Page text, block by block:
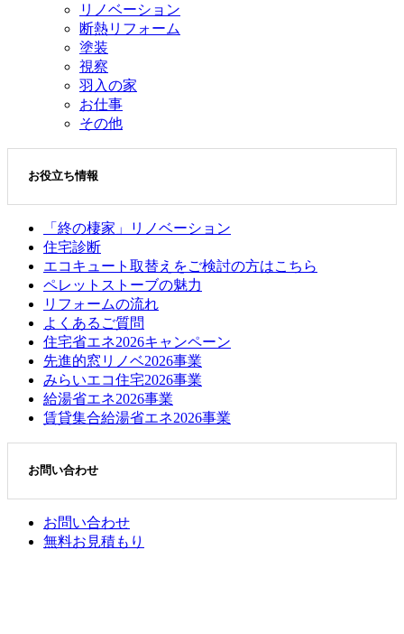
リノベーション
断熱リフォーム
塗装
視察
羽入の家
お仕事
その他
お役立ち情報
「終の棲家」リノベーション
住宅診断
エコキュート取替えをご検討の方はこちら
ペレットストーブの魅力
リフォームの流れ
よくあるご質問
住宅省エネ2026キャンペーン
先進的窓リノベ2026事業
みらいエコ住宅2026事業
給湯省エネ2026事業
賃貸集合給湯省エネ2026事業
お問い合わせ
お問い合わせ
無料お見積もり